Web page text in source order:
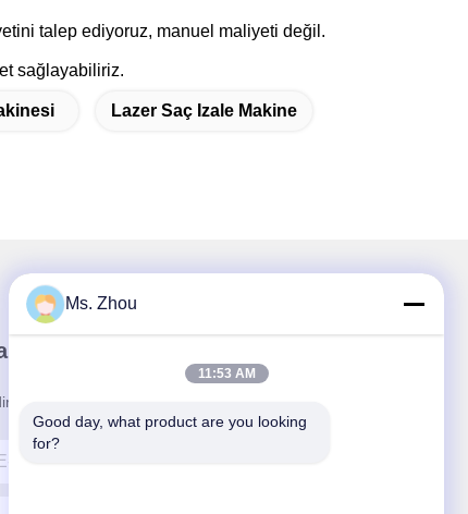
talep ediyoruz, manuel maliyeti değil.
sağlayabiliriz.
Lazer Saç Izale Makine
Bültenimiz
ve daha fazlası için bültenimize abone olun.
Ms. Zhou
11:53 AM
Good day, what product are you looking
for?